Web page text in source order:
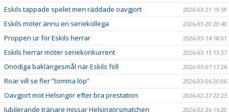
Eskils tappade spelet men räddade oavgjort 2026-03-21 19:59
Eskils möter ännu en seriekollega 2026-03-20 20:40
Proppen ur för Eskils herrar 2026-03-14 18:01
Eskils herrar möter seriekonkurrent 2026-03-13 13:37
Onödiga baklängesmål när Eskils föll 2026-03-07 17:26
Roar vill se fler ”tomma löp” 2026-03-06 20:06
Oavgjort mot Helsingör efter bra prestation 2026-02-27 22:23
Jubilerande tränare missar Helsingörsmatchen 2026-02-26 16:20